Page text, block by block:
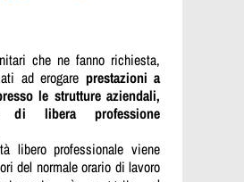
che ne fanno richiesta,
ad erogare prestazioni a
le strutture aziendali,
libera professione
libero professionale viene
del normale orario di lavoro